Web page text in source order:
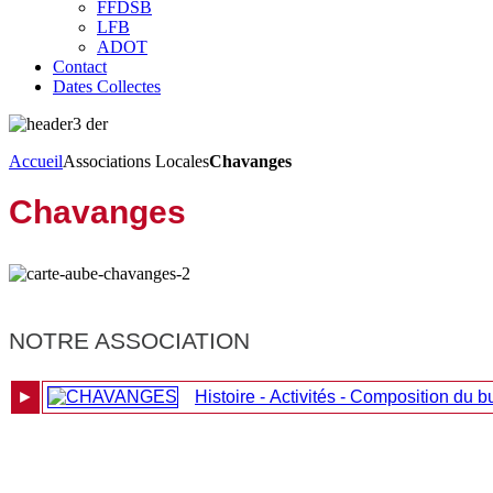
FFDSB
LFB
ADOT
Contact
Dates Collectes
AccueilAssociations LocalesChavanges
Chavanges
NOTRE ASSOCIATION
► Histoire - Activités - Composition du